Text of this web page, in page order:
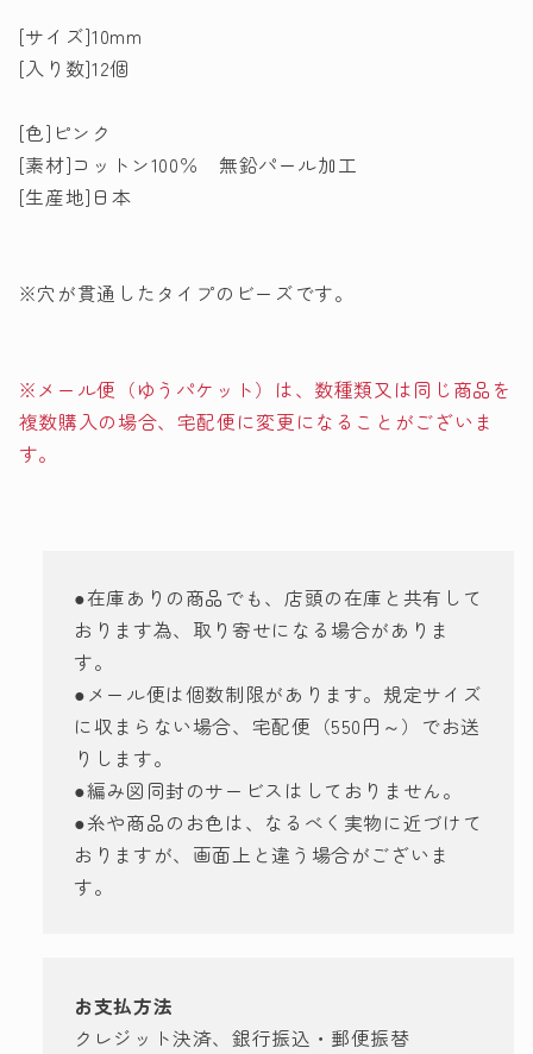
数
量
減
ら
す
や
[サイズ]10mm
[入り数]12個
[色]ピンク
[素材]コットン100％ 無鉛パール加工
[生産地]日本
※穴が貫通したタイプのビーズです。
※メール便（ゆうパケット）は、数種類又は同じ商品を
複数購入の場合、宅配便に変更になることがございま
す。
●在庫ありの商品でも、店頭の在庫と共有して
おります為、取り寄せになる場合がありま
す。
●メール便は個数制限があります。規定サイズ
に収まらない場合、宅配便（550円～）でお送
りします。
●編み図同封のサービスはしておりません。
●糸や商品のお色は、なるべく実物に近づけて
おりますが、画面上と違う場合がございま
す。
お支払方法
クレジット決済、銀行振込・郵便振替